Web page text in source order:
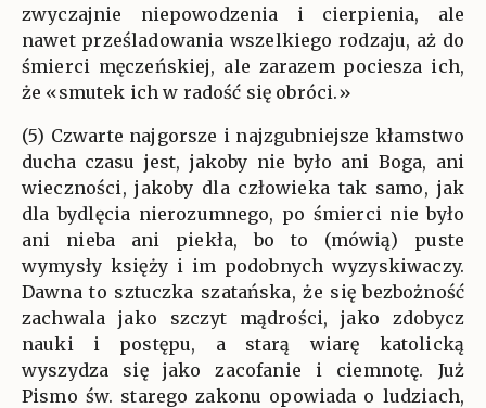
zwyczajnie niepowodzenia i cierpienia, ale
nawet prześladowania wszelkiego rodzaju, aż do
śmierci męczeńskiej, ale zarazem pociesza ich,
że «smutek ich w radość się obróci.»
(5) Czwarte najgorsze i najzgubniejsze kłamstwo
ducha czasu jest, jakoby nie było ani Boga, ani
wieczności, jakoby dla człowieka tak samo, jak
dla bydlęcia nierozumnego, po śmierci nie było
ani nieba ani piekła, bo to (mówią) puste
wymysły księży i im podobnych wyzyskiwaczy.
Dawna to sztuczka szatańska, że się bezbożność
zachwala jako szczyt mądrości, jako zdobycz
nauki i postępu, a starą wiarę katolicką
wyszydza się jako zacofanie i ciemnotę. Już
Pismo św. starego zakonu opowiada o ludziach,